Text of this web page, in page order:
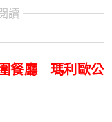
讀
餐廳 瑪利歐公